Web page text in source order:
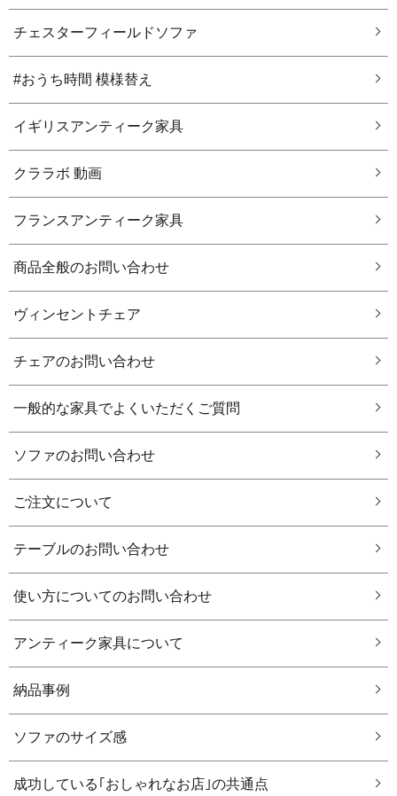
チェスターフィールドソファ
#おうち時間 模様替え
イギリスアンティーク家具
クララボ 動画
フランスアンティーク家具
商品全般のお問い合わせ
ヴィンセントチェア
チェアのお問い合わせ
一般的な家具でよくいただくご質問
ソファのお問い合わせ
ご注文について
テーブルのお問い合わせ
使い方についてのお問い合わせ
アンティーク家具について
納品事例
ソファのサイズ感
成功している｢おしゃれなお店｣の共通点